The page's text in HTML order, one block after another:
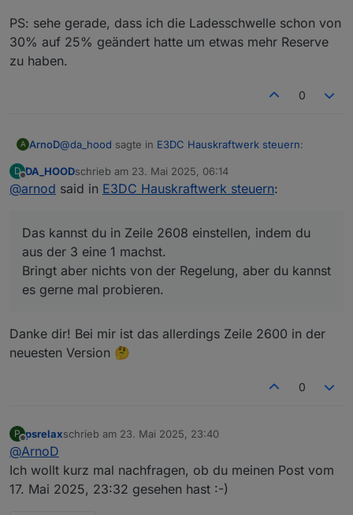
PS: sehe gerade, dass ich die Ladesschwelle schon von
30% auf 25% geändert hatte um etwas mehr Reserve
zu haben.
0
A ArnoD@da_hood sagte in E3DC Hauskraftwerk steuern:
Könntest du denn vielleicht eine "User
einstellen kann?
der 3 eine 1 machst.
Bringt aber nichts von der Regelung, aber du kannst es
gerne mal probieren.
D
Offline
DA_HOODschrieb am 23. Mai 2025, 06:14
zuletzt editiert von
@arnod said in E3DC Hauskraftwerk steuern:
Das kannst du in Zeile 2608 einstellen, indem du
aus der 3 eine 1 machst.
Bringt aber nichts von der Regelung, aber du kannst
es gerne mal probieren.
Danke dir! Bei mir ist das allerdings Zeile 2600 in der
neuesten Version 🤔
0
P
Offline
psrelaxschrieb am 23. Mai 2025, 23:40
zuletzt editiert von
@ArnoD
Ich wollt kurz mal nachfragen, ob du meinen Post vom
17. Mai 2025, 23:32 gesehen hast :-)